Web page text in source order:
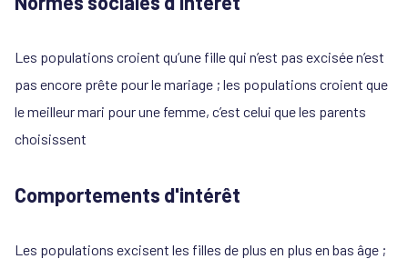
Les populations croient qu’une fille qui n’est pas excisée n’est
pas encore prête pour le mariage ; les populations croient que
le meilleur mari pour une femme, c’est celui que les parents
choisissent
Comportements d'intérêt
Les populations excisent les filles de plus en plus en bas âge ;